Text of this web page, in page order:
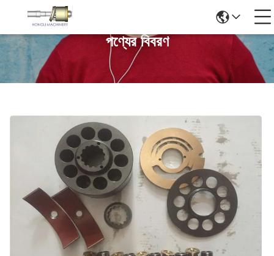
পণ্যের বিবরণ